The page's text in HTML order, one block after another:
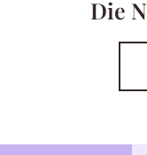
Die